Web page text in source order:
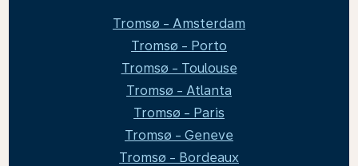
Tromsø - Amsterdam
Tromsø - Porto
Tromsø - Toulouse
Tromsø - Atlanta
Tromsø - Paris
Tromsø - Geneve
Tromsø - Bordeaux